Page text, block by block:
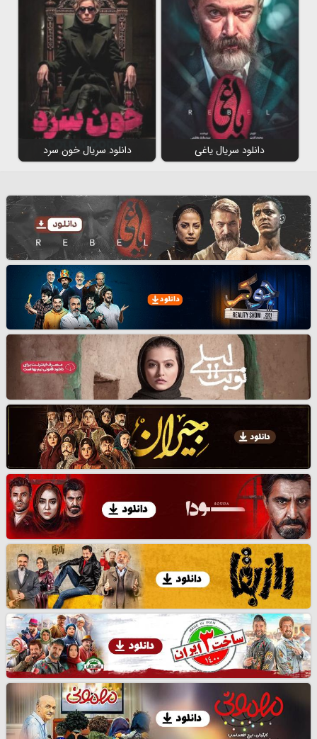
دانلود سریال یاغی دانلود سریال خون سرد